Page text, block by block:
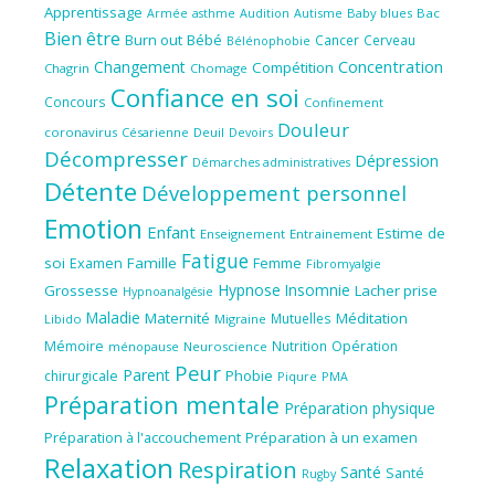
Apprentissage Armée asthme Audition Autisme Baby blues Bac
Bien être Burn out Bébé Bélénophobie Cancer Cerveau
Chagrin Changement Chomage Compétition Concentration
Concours Confiance en soi Confinement
coronavirus Césarienne Deuil Devoirs Douleur
Décompresser Démarches administratives Dépression
Détente Développement personnel
Emotion Enfant Enseignement Entrainement Estime de
soi Examen Famille Fatigue Femme Fibromyalgie
Grossesse Hypnoanalgésie Hypnose Insomnie Lacher prise
Libido Maladie Maternité Migraine Mutuelles Méditation
Mémoire ménopause Neuroscience Nutrition Opération
chirurgicale Parent Peur Phobie Piqure PMA
Préparation mentale Préparation physique
Préparation à l'accouchement Préparation à un examen
Relaxation Respiration Rugby Santé Santé